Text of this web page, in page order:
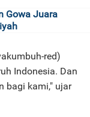
Gowa Juara
red)
Indonesia. Dan
bagi kami," ujar